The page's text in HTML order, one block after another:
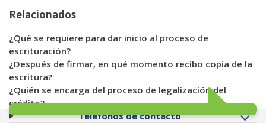
Relacionados
¿Qué se requiere para dar inicio al proceso de
escrituración?
¿Después de firmar, en qué momento recibo copia de la
escritura?
¿Quién se encarga del proceso de legalización del
crédito?
Teléfonos de contacto